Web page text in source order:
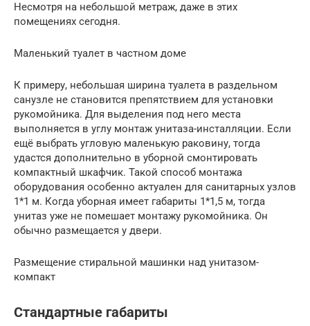
Несмотря на небольшой метраж, даже в этих
помещениях сегодня.
Маленький туалет в частном доме
К примеру, небольшая ширина туалета в раздельном
санузле не становится препятствием для установки
рукомойника. Для выделения под него места
выполняется в углу монтаж унитаза-инсталляции. Если
ещё выбрать угловую маленькую раковину, тогда
удастся дополнительно в уборной смонтировать
компактный шкафчик. Такой способ монтажа
оборудования особенно актуален для санитарных узлов
1*1 м. Когда уборная имеет габариты 1*1,5 м, тогда
унитаз уже не помешает монтажу рукомойника. Он
обычно размещается у двери.
Размещение стиральной машинки над унитазом-
компакт
Стандартные габариты